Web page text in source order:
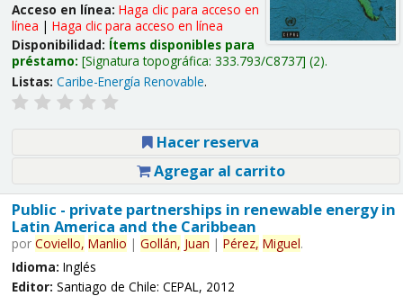
Acceso en línea: Haga clic para acceso en
línea | Haga clic para acceso en línea
Disponibilidad: Ítems disponibles para
préstamo: Signatura topográfica: 333.793/C8737 (2).
Listas: Caribe-Energía Renovable.
Hacer reserva
Agregar al carrito
Public - private partnerships in renewable energy in
Latin America and the Caribbean
por Coviello, Manlio | Gollán, Juan | Pérez, Miguel.
Idioma: Inglés
Editor: Santiago de Chile: CEPAL, 2012